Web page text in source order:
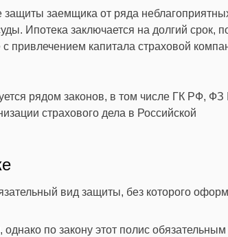
защиты заемщика от ряда
Ипотека заключается на долгий срок,
привлечением капитала страховой
рядом законов, в том числе ГК РФ,
страхового дела в Российской
вид защиты, без которого
по закону этот полис